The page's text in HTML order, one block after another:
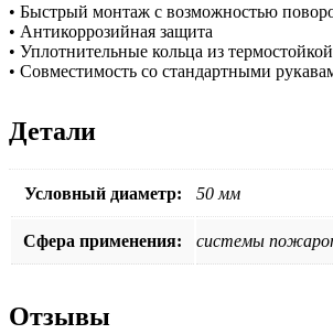
• Быстрый монтаж с возможностью
• Антикоррозийная защита
• Уплотнительные кольца из
• Совместимость со стандартными
Детали
Условный диаметр: 50 мм
Сфера применения: системы
Отзывы